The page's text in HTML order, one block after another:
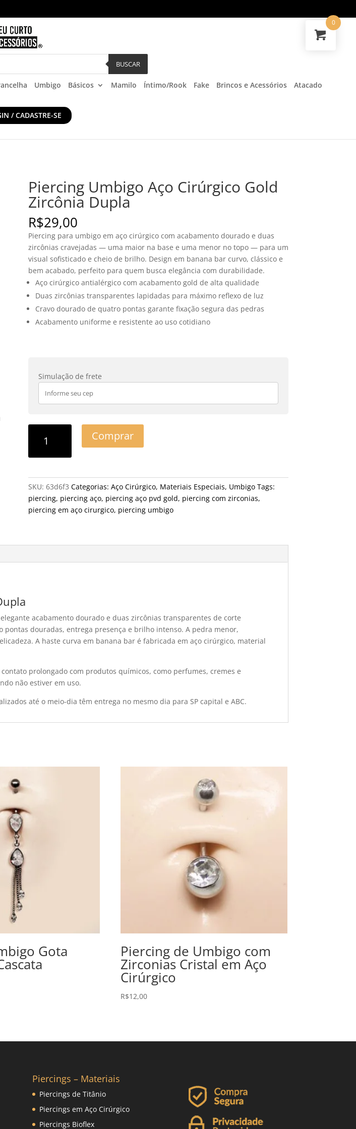
BUSCAR
Umbigo Básicos Mamilo Íntimo/Rook Fake Brincos e Acessórios Atacado
/ CADASTRE-SE
Piercing Umbigo Aço Cirúrgico Gold
Zircônia Dupla
R$29,00
Piercing para umbigo em aço cirúrgico com acabamento dourado e duas
zircônias cravejadas — uma maior na base e uma menor no topo — para um
visual sofisticado e cheio de brilho. Design em banana bar curvo, clássico e
bem acabado, perfeito para quem busca elegância com durabilidade.
Aço cirúrgico antialérgico com acabamento gold de alta qualidade
Duas zircônias transparentes lapidadas para máximo reflexo de luz
Cravo dourado de quatro pontas garante fixação segura das pedras
Acabamento uniforme e resistente ao uso cotidiano
Simulação de frete
Comprar
SKU: 63d6f3 Categorias: Aço Cirúrgico, Materiais Especiais, Umbigo Tags:
piercing, piercing aço, piercing aço pvd gold, piercing com zirconias,
piercing em aço cirurgico, piercing umbigo
acabamento dourado e duas zircônias transparentes de corte
douradas, entrega presença e brilho intenso. A pedra menor,
A haste curva em banana bar é fabricada em aço cirúrgico, material
prolongado com produtos químicos, como perfumes, cremes e
não estiver em uso.
até o meio-dia têm entrega no mesmo dia para SP capital e ABC.
Gota Piercing de Umbigo com
Zirconias Cristal em Aço
Cirúrgico
R$12,00
Piercings – Materiais
Piercings de Titânio
Piercings em Aço Cirúrgico
Piercings Bioflex
0